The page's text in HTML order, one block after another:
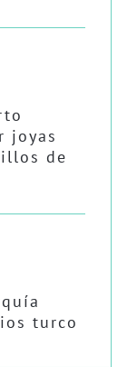
joyas
de
turco